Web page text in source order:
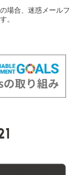
場合、迷惑メールフ
。